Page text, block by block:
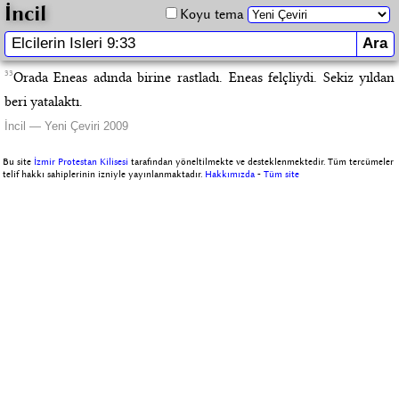
İncil Koyu tema
33Orada Eneas adında birine rastladı. Eneas felçliydi. Sekiz yıldan
beri yatalaktı.
İncil — Yeni Çeviri 2009
Bu site İzmir Protestan Kilisesi tarafından yöneltilmekte ve desteklenmektedir. Tüm tercümeler
telif hakkı sahiplerinin izniyle yayınlanmaktadır. Hakkımızda -Tüm site